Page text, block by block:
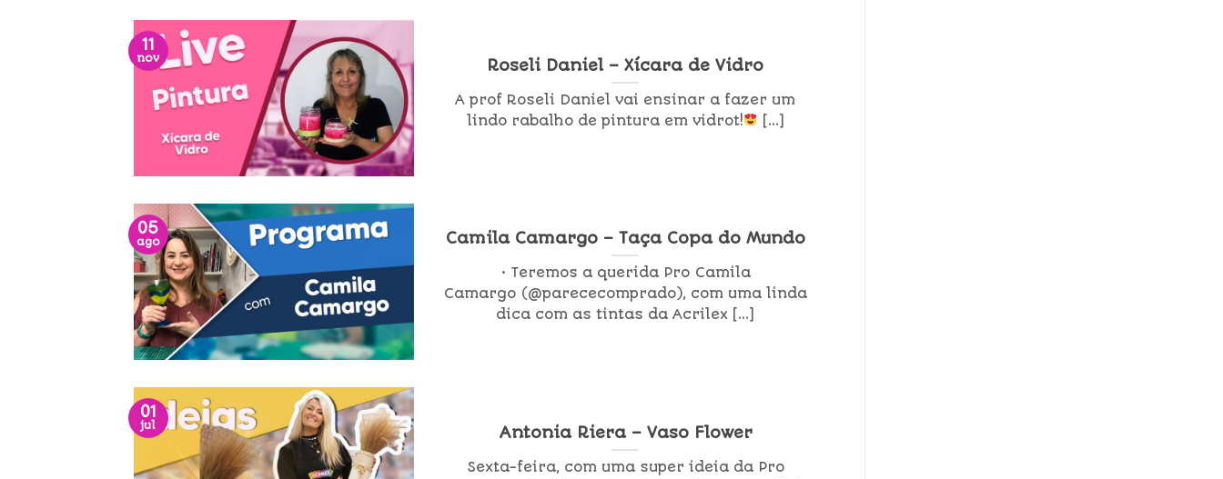
Roseli Daniel – Xícara de Vidro
A prof Roseli Daniel vai ensinar a fazer um
lindo rabalho de pintura em vidrot!
[...]
11
nov
Camila Camargo – Taça Copa do Mundo
• Teremos a querida Pro Camila
Camargo (@parececomprado), com uma linda
dica com as tintas da Acrilex [...]
05
ago
Antonia Riera – Vaso Flower
Sexta-feira, com uma super ideia da Pro
01
jul